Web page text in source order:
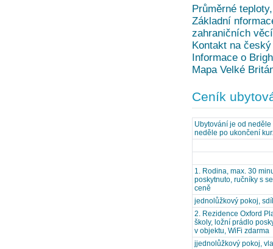
Průměrné
Základní
zahraničních
Kontakt na
Informace o
Mapa Velké
Ceník
Ubytování je od
neděle po ukončení
1. Rodina, max. 30
poskytnuto, ručníky s
ceně
jednolůžkový pokoj,
2. Rezidence Oxford
školy, ložní prádlo
v objektu, WiFi zdarma
jjednolůžkový pokoj,